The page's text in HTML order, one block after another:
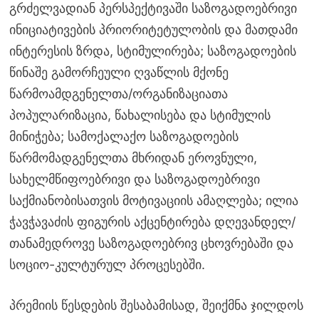
გრძელვადიან პერსპექტივაში საზოგადოებრივი
ინიციატივების პრიორიტეტულობის და მათდამი
ინტერესის ზრდა, სტიმულირება; საზოგადოების
წინაშე გამორჩეული ღვაწლის მქონე
წარმოამდგენელთა/ორგანიზაციათა
პოპულარიზაცია, წახალისება და სტიმულის
მინიჭება; სამოქალაქო საზოგადოების
წარმომადგენელთა მხრიდან ეროვნული,
სახელმწიფოებრივი და საზოგადოებრივი
საქმიანობისათვის მოტივაციის ამაღლება; ილია
ჭავჭავაძის ფიგურის აქცენტირება დღევანდელ/
თანამედროვე საზოგადოებრივ ცხოვრებაში და
სოციო-კულტურულ პროცესებში.
პრემიის წესდების შესაბამისად, შეიქმნა ჯილდოს